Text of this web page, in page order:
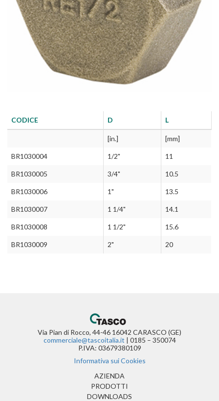
CODICE D L
[in.] [mm]
BR1030004 1/2" 11
BR1030005 3/4" 10.5
BR1030006 1" 13.5
BR1030007 1 1/4" 14.1
BR1030008 1 1/2" 15.6
BR1030009 2" 20
Via Pian di Rocco, 44-46 16042 CARASCO (GE)
commerciale@tascoitalia.it | 0185 – 350074
P.IVA: 03679380109
Informativa sui Cookies
AZIENDA
PRODOTTI
DOWNLOADS